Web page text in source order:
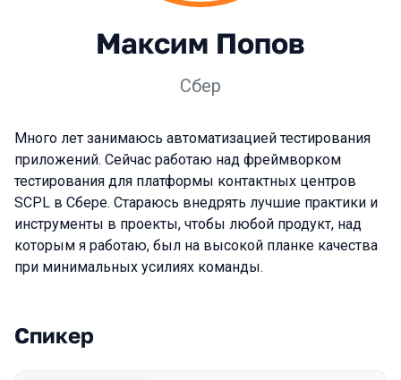
Максим Попов
Сбер
Много лет занимаюсь автоматизацией тестирования
приложений. Сейчас работаю над фреймворком
тестирования для платформы контактных центров
SCPL в Сбере. Стараюсь внедрять лучшие практики и
инструменты в проекты, чтобы любой продукт, над
которым я работаю, был на высокой планке качества
при минимальных усилиях команды.
Выступления в сезоне 2025 Spring
Спикер